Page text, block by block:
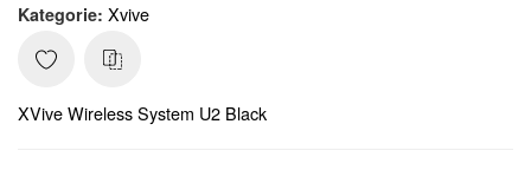
Kategorie: Xvive
XVive Wireless System U2 Black